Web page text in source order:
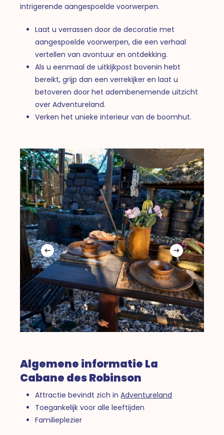
intrigerende aangespoelde voorwerpen.
Laat u verrassen door de decoratie met
aangespoelde voorwerpen, die een verhaal
vertellen van avontuur en ontdekking.
Als u eenmaal de uitkijkpost bovenin hebt
bereikt, grijp dan een verrekijker en laat u
betoveren door het adembenemende uitzicht
over Adventureland.
Verken het unieke interieur van de boomhut.
Algemene informatie La
Cabane des Robinson
Attractie bevindt zich inAdventureland
Toegankelijk voor alle leeftijden
Familieplezier